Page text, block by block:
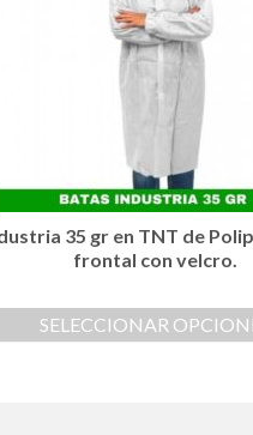
opciones
se
pueden
elegir
en
página
de
producto
35 gr en TNT de
frontal con velcro.
SELECCIONAR